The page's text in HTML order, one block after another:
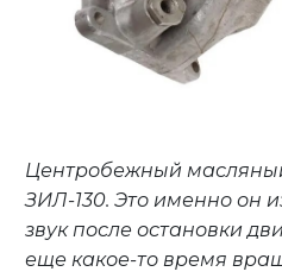
Центробежный
ЗИЛ-130. Это именно он
звук после остановки
еще какое-то время